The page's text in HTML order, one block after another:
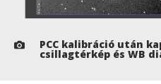
PCC kalibráció után
csillagtérkép és WB